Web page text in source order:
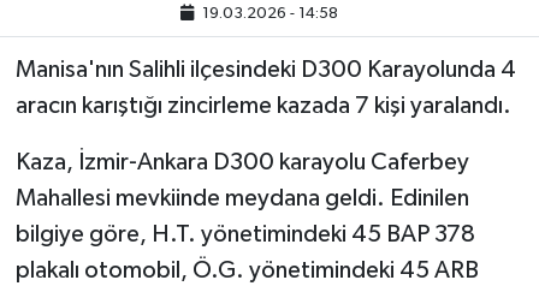
19.03.2026 - 14:58
Manisa'nın Salihli ilçesindeki D300 Karayolunda 4
aracın karıştığı zincirleme kazada 7 kişi yaralandı.
Kaza, İzmir-Ankara D300 karayolu Caferbey
Mahallesi mevkiinde meydana geldi. Edinilen
bilgiye göre, H.T. yönetimindeki 45 BAP 378
plakalı otomobil, Ö.G. yönetimindeki 45 ARB